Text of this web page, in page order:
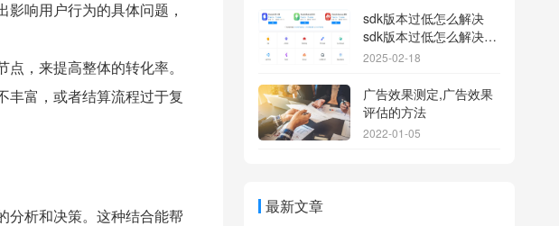
响用户行为的具体问题，
，来提高整体的转化率。
丰富，或者结算流程过于复
分析和决策。这种结合能帮
sdk版本过低怎么解决
sdk版本过低怎么解决华
为
2025-02-18
广告效果测定,广告效果
评估的方法
2022-01-05
最新文章